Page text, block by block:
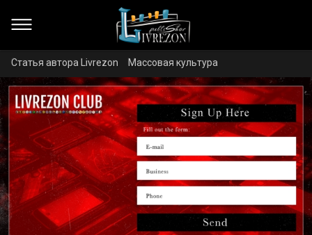
Статья автора Livrezon Массовая культура